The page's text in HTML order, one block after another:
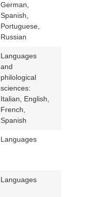
German,
Spanish,
Portuguese,
Russian
Languages
and
philological
sciences:
Italian, English,
French,
Spanish
Languages
Languages